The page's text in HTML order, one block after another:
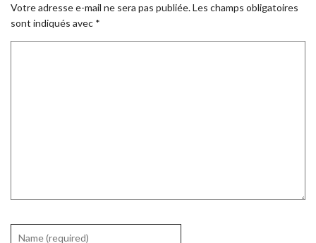
Votre adresse e-mail ne sera pas publiée.Les champs obligatoires
sont indiqués avec *